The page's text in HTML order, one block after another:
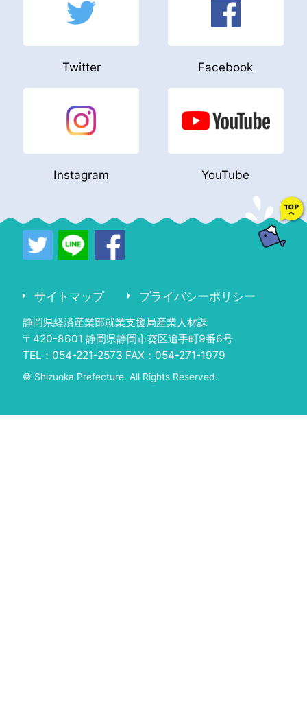
Twitter Facebook
Instagram YouTube
サイトマップ プライバシーポリシー
静岡県経済産業部就業支援局産業人材課
〒420-8601 静岡県静岡市葵区追手町9番6号
TEL：054-221-2573 FAX：054-271-1979
© Shizuoka Prefecture. All Rights Reserved.